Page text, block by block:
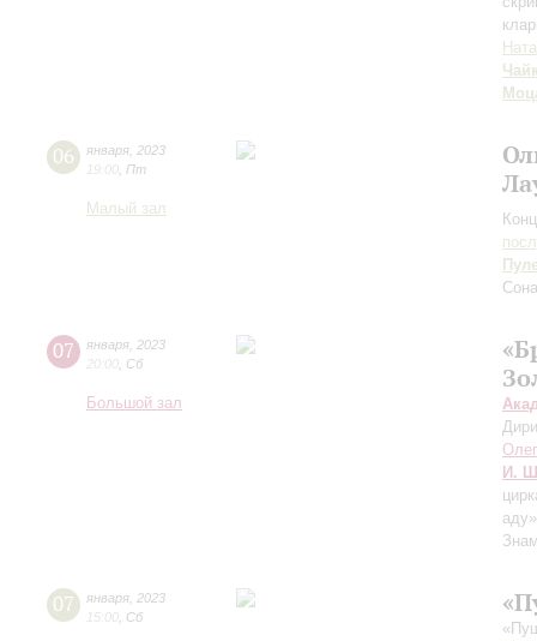
06 января 2023
19:00 Пт
Малый зал
07 января 2023
20:00 Сб
Большой зал
И.
аду»
07 января 2023
15:00 Сб